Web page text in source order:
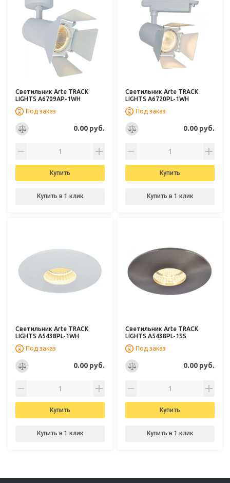
Светильник Arte TRACK
LIGHTS A6709AP-1WH
Под заказ
0.00 руб.
Купить
Купить в 1 клик
Светильник Arte TRACK
LIGHTS A6720PL-1WH
Под заказ
0.00 руб.
Купить
Купить в 1 клик
Светильник Arte TRACK
LIGHTS A5438PL-1WH
Под заказ
0.00 руб.
Купить
Купить в 1 клик
Светильник Arte TRACK
LIGHTS A5438PL-1SS
Под заказ
0.00 руб.
Купить
Купить в 1 клик